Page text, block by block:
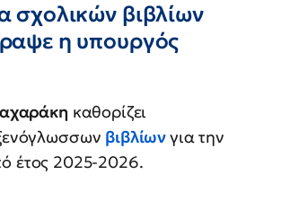
σχολικών βιβλίων
η υπουργός
καθορίζει
βιβλίωνγια την
έτος 2025-2026.